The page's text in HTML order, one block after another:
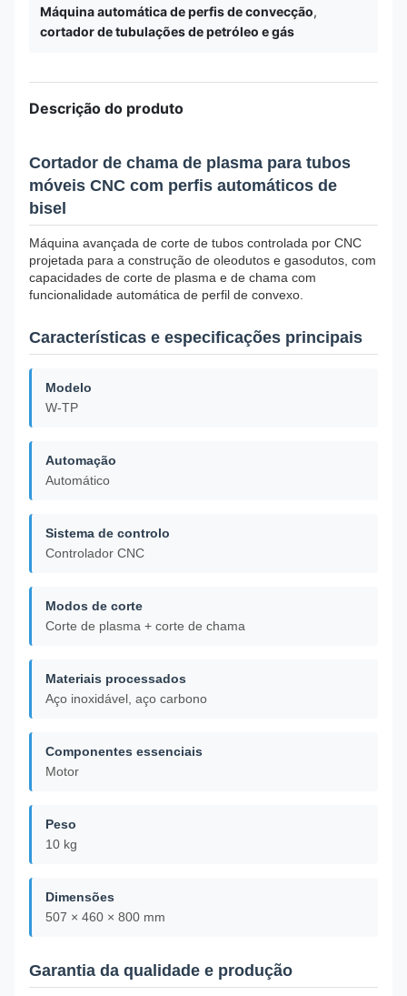
Máquina automática de perfis de convecção,
cortador de tubulações de petróleo e gás
Descrição do produto
Cortador de chama de plasma para tubos
móveis CNC com perfis automáticos de
bisel
Máquina avançada de corte de tubos controlada por CNC
projetada para a construção de oleodutos e gasodutos, com
capacidades de corte de plasma e de chama com
funcionalidade automática de perfil de convexo.
Características e especificações principais
Modelo
W-TP
Automação
Automático
Sistema de controlo
Controlador CNC
Modos de corte
Corte de plasma + corte de chama
Materiais processados
Aço inoxidável, aço carbono
Componentes essenciais
Motor
Peso
10 kg
Dimensões
507 × 460 × 800 mm
Garantia da qualidade e produção